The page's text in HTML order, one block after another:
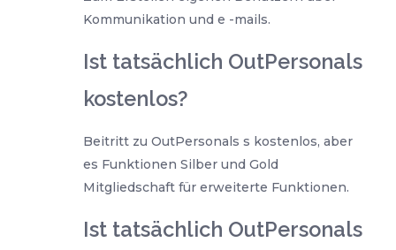
Kommunikation und e -mails.
Ist tatsächlich OutPersonals
kostenlos?
Beitritt zu OutPersonals s kostenlos, aber
es Funktionen Silber und Gold
Mitgliedschaft für erweiterte Funktionen.
Ist tatsächlich OutPersonals